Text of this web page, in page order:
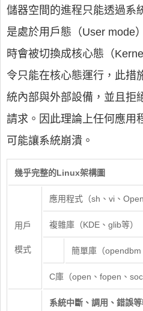
儲器空間的進程只能透過系
是處於用戶態（User mode
時會被切換成核心態（
令只能在核心態運行，此措
統內部與外部設備，並且拒
請求。因此理論上任何應用
可能讓系統崩潰。
幾乎完整的Linux架構圖
用戶
模式
應用程式（sh、vi、
複雜庫（KDE、glib等）
簡單庫（opendbm
C庫（open、fopen、
系統中斷、調用、錯誤